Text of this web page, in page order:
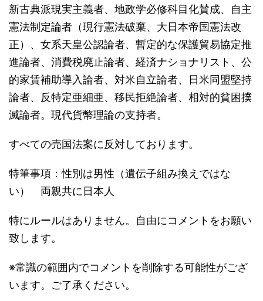
新古典派現実主義者、地政学必修科目化賛成、自主
憲法制定論者（現行憲法破棄、大日本帝国憲法改
正）、女系天皇公認論者、暫定的な保護貿易協定推
進論者、消費税廃止論者、経済ナショナリスト、公
的家賃補助導入論者、対米自立論者、日米同盟堅持
論者、反特定亜細亜、移民拒絶論者、相対的貧困撲
滅論者。現代貨幣理論の支持者。
すべての売国法案に反対しております。
特筆事項：性別は男性（遺伝子組み換えではな
い） 両親共に日本人
特にルールはありません。自由にコメントをお願い
致します。
※常識の範囲内でコメントを削除する可能性がござ
います。ご了承ください。